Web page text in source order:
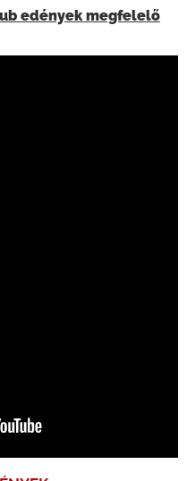
edények megfelelő